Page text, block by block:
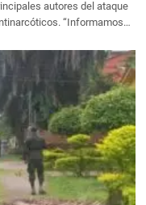
autores del ataque
“Informamos…